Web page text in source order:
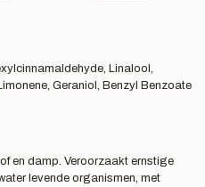
Linalool,
Geraniol, Benzyl Benzoate
en damp. Veroorzaakt ernstige
levende organismen, met